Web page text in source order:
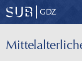
GDZ